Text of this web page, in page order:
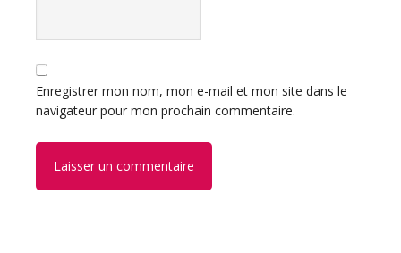
Enregistrer mon nom, mon e-mail et mon site dans le
navigateur pour mon prochain commentaire.